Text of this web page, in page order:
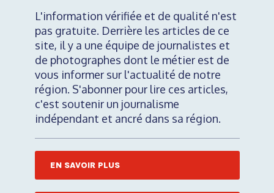
L'information vérifiée et de qualité n'est
pas gratuite. Derrière les articles de ce
site, il y a une équipe de journalistes et
de photographes dont le métier est de
vous informer sur l'actualité de notre
région. S'abonner pour lire ces articles,
c'est soutenir un journalisme
indépendant et ancré dans sa région.
EN SAVOIR PLUS